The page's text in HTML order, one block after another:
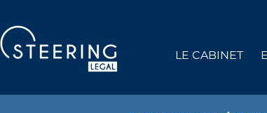
LE CABINET